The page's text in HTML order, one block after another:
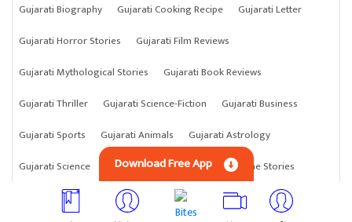
Gujarati Biography
Gujarati Cooking Recipe
Gujarati Letter
Gujarati Horror Stories
Gujarati Film Reviews
Gujarati Mythological Stories
Gujarati Book Reviews
Gujarati Thriller
Gujarati Science-Fiction
Gujarati Business
Gujarati Sports
Gujarati Animals
Gujarati Astrology
Gujarati Science
Gujarati Anything Gujarati Crime Stories
Download Free App